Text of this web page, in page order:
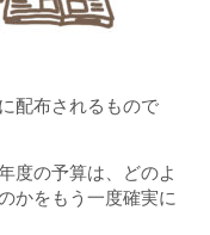
配布されるもので
度の予算は、どのよ
かをもう一度確実に